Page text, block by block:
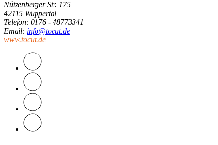
Nützenberger Str. 175
42115 Wuppertal
Telefon: 0176 - 48773341
Email: info@tocut.de
www.tocut.de